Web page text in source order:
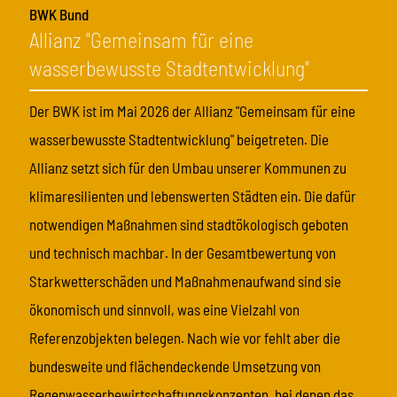
BWK Bund
Allianz "Gemeinsam für eine
wasserbewusste Stadtentwicklung"
Der BWK ist im Mai 2026 der Allianz "Gemeinsam für eine
wasserbewusste Stadtentwicklung" beigetreten. Die
Allianz setzt sich für den Umbau unserer Kommunen zu
klimaresilienten und lebenswerten Städten ein. Die dafür
notwendigen Maßnahmen sind stadtökologisch geboten
und technisch machbar. In der Gesamtbewertung von
Starkwetterschäden und Maßnahmenaufwand sind sie
ökonomisch und sinnvoll, was eine Vielzahl von
Referenzobjekten belegen. Nach wie vor fehlt aber die
bundesweite und flächendeckende Umsetzung von